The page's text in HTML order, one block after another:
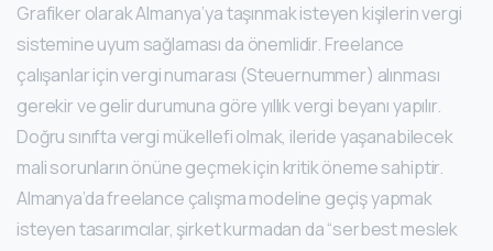
Grafiker olarak Almanya’ya taşınmak isteyen kişilerin vergi
sistemine uyum sağlaması da önemlidir. Freelance
çalışanlar için vergi numarası (Steuernummer) alınması
gerekir ve gelir durumuna göre yıllık vergi beyanı yapılır.
Doğru sınıfta vergi mükellefi olmak, ileride yaşanabilecek
mali sorunların önüne geçmek için kritik öneme sahiptir.
Almanya’da freelance çalışma modeline geçiş yapmak
isteyen tasarımcılar, şirket kurmadan da “serbest meslek